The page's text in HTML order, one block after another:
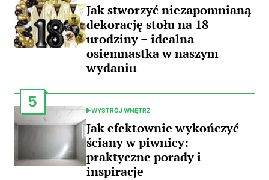
IN
Jak stworzyć niezapomnianą
dekorację stołu na 18
urodziny – idealna
osiemnastka w naszym
wydaniu
5
POSTED
IN
WYSTRÓJ WNĘTRZ
Jak efektownie wykończyć
ściany w piwnicy:
praktyczne porady i
inspiracje